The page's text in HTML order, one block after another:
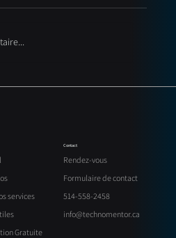
Québec
services
Gratuite
Contact
Rendez-vous
Formulaire de contact
514-558-2458
info@technomentor.ca